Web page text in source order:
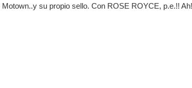
Motown..y su propio sello. Con ROSE ROYCE, p.e.!!